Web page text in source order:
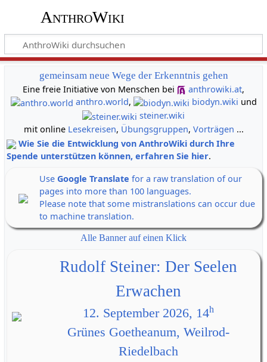
AnthroWiki
gemeinsam neue Wege der Erkenntnis gehen
Eine freie Initiative von Menschen bei
anthrowiki.at,
anthro.world, biodyn.wiki und
steiner.wiki
mit online Lesekreisen, Übungsgruppen, Vorträgen ...
Wie Sie die Entwicklung von AnthroWiki durch Ihre
Spende unterstützen können, erfahren Sie hier.
Use Google Translate for a raw translation of our
pages into more than 100 languages.
Please note that some mistranslations can occur due
to machine translation.
Alle Banner auf einen Klick
Rudolf Steiner: Der Seelen
Erwachen
12. September 2026, 14h
Grünes Goetheanum, Weilrod-
Riedelbach